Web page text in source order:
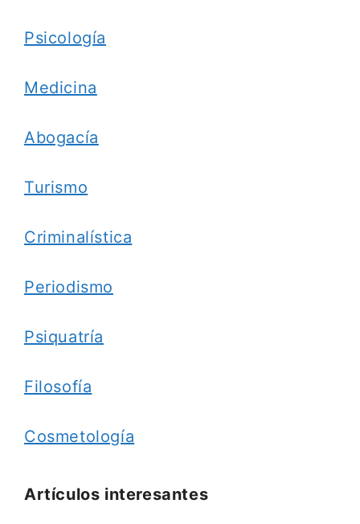
Psicología
Medicina
Abogacía
Turismo
Criminalística
Periodismo
Psiquatría
Filosofía
Cosmetología
Artículos interesantes